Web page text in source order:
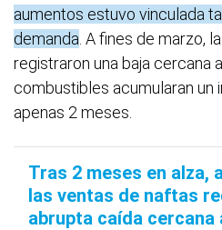
aumentos estuvo vinculada
demanda . A fines de marzo,
registraron una baja cercana
combustibles acumularan un
apenas 2 meses.
Tras 2 meses en alza,
las ventas de naftas
abrupta caída cercana